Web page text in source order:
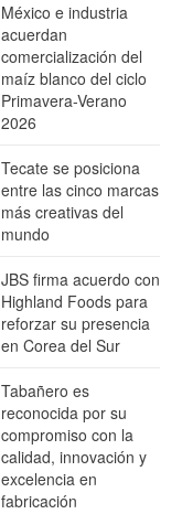
México e industria
acuerdan
comercialización del
maíz blanco del ciclo
Primavera-Verano
2026
Tecate se posiciona
entre las cinco marcas
más creativas del
mundo
JBS firma acuerdo con
Highland Foods para
reforzar su presencia
en Corea del Sur
Tabañero es
reconocida por su
compromiso con la
calidad, innovación y
excelencia en
fabricación